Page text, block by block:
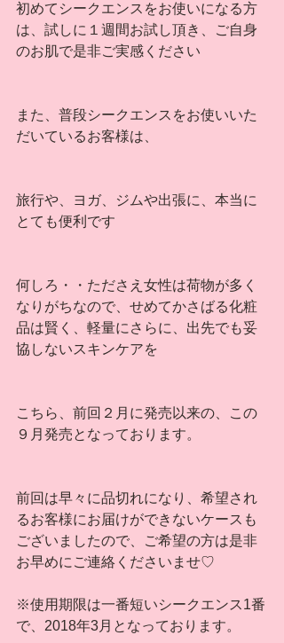
初めてシークエンスをお使いになる方
は、試しに１週間お試し頂き、ご自身
のお肌で是非ご実感ください
また、普段シークエンスをお使いいた
だいているお客様は、
旅行や、ヨガ、ジムや出張に、本当に
とても便利です
何しろ・・たださえ女性は荷物が多く
なりがちなので、せめてかさばる化粧
品は賢く、軽量にさらに、出先でも妥
協しないスキンケアを
こちら、前回２月に発売以来の、この
９月発売となっております。
前回は早々に品切れになり、希望され
るお客様にお届けができないケースも
ございましたので、ご希望の方は是非
お早めにご連絡くださいませ♡
※使用期限は一番短いシークエンス1番
で、2018年3月となっております。